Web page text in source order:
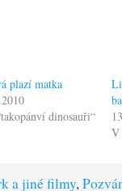
plazí matka
dinosauři“
V
a jiné filmy,